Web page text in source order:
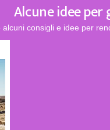
Alcune idee per
alcuni consigli e idee per